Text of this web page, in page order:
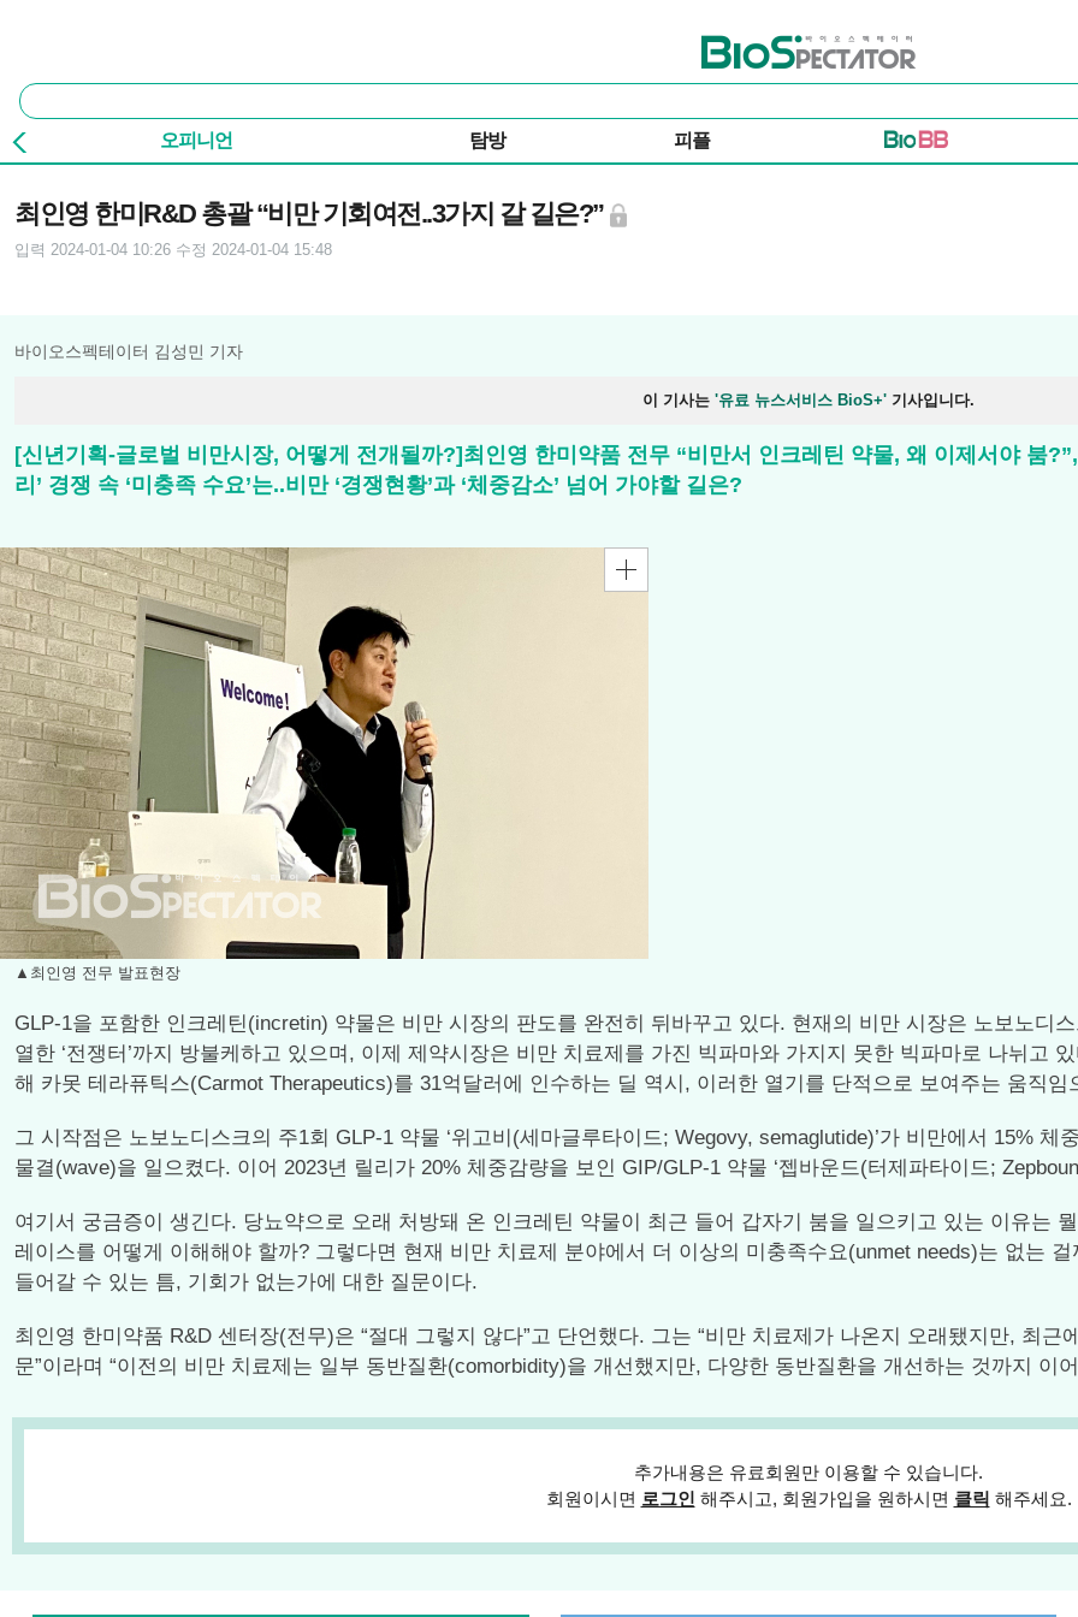
바이오스펙테이터
통
합
검
색
오피니언 탐방 피플
최인영 한미R&D 총괄 “비만 기회여전..3가지 갈 길은?”
입력 2024-01-04 10:26 수정 2024-01-04 15:48
바이오스펙테이터 김성민 기자
이 기사는 '유료 뉴스서비스 BioS+' 기사입니다.
[신년기획-글로벌 비만시장, 어떻게 전개될까?]최인영 한미약품 전무 “비만서 인크레틴 약물, 왜 이제서야 붐
리’ 경쟁 속 ‘미충족 수요’는..비만 ‘경쟁현황’과 ‘체중감소’ 넘어 가야할 길은?
▲최인영 전무 발표현장
GLP-1을 포함한 인크레틴(incretin) 약물은 비만 시장의 판도를 완전히 뒤바꾸고 있다. 현재의 비만 시장은 노보노디
열한 ‘전쟁터’까지 방불케하고 있으며, 이제 제약시장은 비만 치료제를 가진 빅파마와 가지지 못한 빅파마로 나뉘고
해 카못 테라퓨틱스(Carmot Therapeutics)를 31억달러에 인수하는 딜 역시, 이러한 열기를 단적으로 보여주는 움직임
그 시작점은 노보노디스크의 주1회 GLP-1 약물 ‘위고비(세마글루타이드; Wegovy, semaglutide)’가 비만에서 15%
물결(wave)을 일으켰다. 이어 2023년 릴리가 20% 체중감량을 보인 GIP/GLP-1 약물 ‘젭바운드(터제파타이드;
여기서 궁금증이 생긴다. 당뇨약으로 오래 처방돼 온 인크레틴 약물이 최근 들어 갑자기 붐을 일으키고 있는 이유는
레이스를 어떻게 이해해야 할까? 그렇다면 현재 비만 치료제 분야에서 더 이상의 미충족수요(unmet needs)는 없는
들어갈 수 있는 틈, 기회가 없는가에 대한 질문이다.
최인영 한미약품 R&D 센터장(전무)은 “절대 그렇지 않다”고 단언했다. 그는 “비만 치료제가 나온지 오래됐지만, 최
문”이라며 “이전의 비만 치료제는 일부 동반질환(comorbidity)을 개선했지만, 다양한 동반질환을 개선하는 것까지 이
추가내용은 유료회원만 이용할 수 있습니다.
회원이시면 로그인 해주시고, 회원가입을 원하시면 클릭 해주세요.